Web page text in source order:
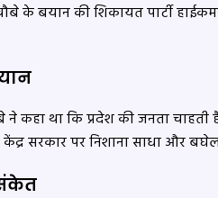
के बयान की शिकायत पार्टी
कहा था कि प्रदेश की जनता चाहती
सरकार पर निशाना साधा और